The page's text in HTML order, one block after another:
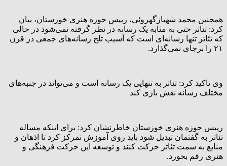
همچنین محمد شهبازگهروئی، رییس حوزه هنری خوزستان، بیان
کرد: تئاتر حتی به مثابه یک رسانه در نظر گرفته نمی‌شود در حالی
که تئاتر تنها رسانه‌ای است که آسیب تلخ رسانه‌های جمعی در قرن
۲۱ را برجای نمی‌گذارد.
وی تاکید کرد: تئاتر به تنهایی یک رسانه است و می‌تواند در جنبه‌های
مختلف رسانه نقش بازی کند
رییس حوزه هنری خوزستان خاطرنشان کرد: برای اینکه مساله
تئاتر به گفتمان تبدیل شود باید روی آموزش تمرکز کرد تا اذهان و
منابع به سمت تئاتر حرکت کنند و توسعه این حرکت فرهنگی و
هنری رقم بخورد.